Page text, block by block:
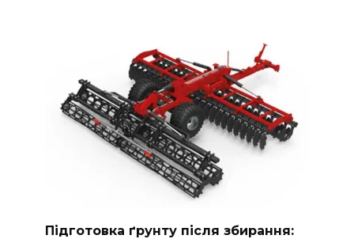
Підготовка ґрунту після збирання: